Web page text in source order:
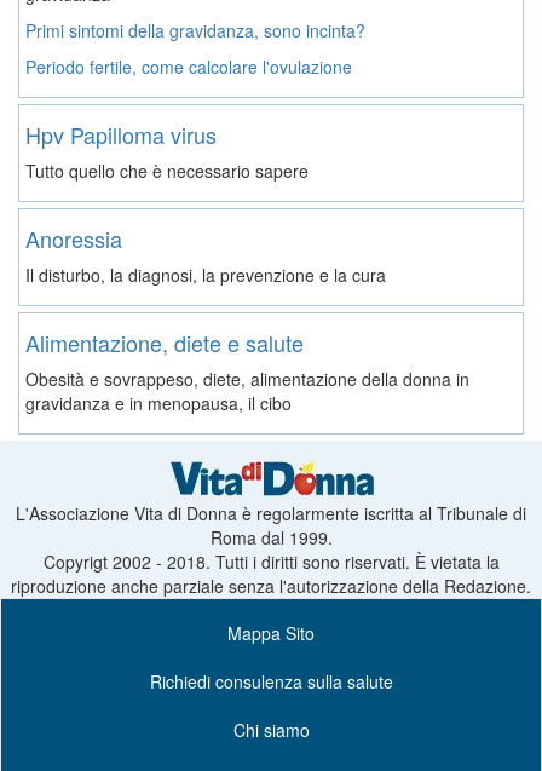
Primi sintomi della gravidanza, sono incinta?
Periodo fertile, come calcolare l'ovulazione
Hpv Papilloma virus
Tutto quello che è necessario sapere
Anoressia
Il disturbo, la diagnosi, la prevenzione e la cura
Alimentazione, diete e salute
Obesità e sovrappeso, diete, alimentazione della donna in
gravidanza e in menopausa, il cibo
L'Associazione Vita di Donna è regolarmente iscritta al Tribunale di
Roma dal 1999.
Copyrigt 2002 - 2018. Tutti i diritti sono riservati. È vietata la
riproduzione anche parziale senza l'autorizzazione della Redazione.
Mappa Sito
Richiedi consulenza sulla salute
Chi siamo